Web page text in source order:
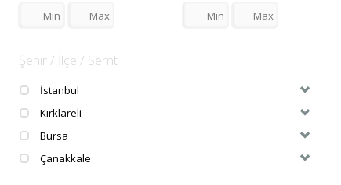
Şehir / İlçe / Semt
İstanbul
Kırklareli
Bursa
Çanakkale